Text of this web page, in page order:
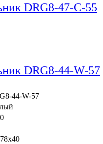
DRG8-47-C-55
DRG8-44-W-57
44-W-57